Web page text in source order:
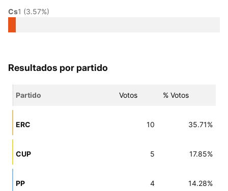
Cs1 (3.57%)
Resultados por partido
Partido Votos % Votos
ERC 10 35.71%
CUP 5 17.85%
PP 4 14.28%